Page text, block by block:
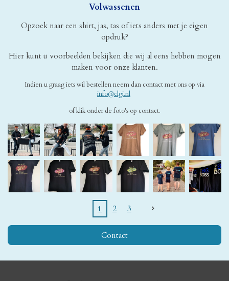
Volwassenen
Opzoek naar een shirt, jas, tas of iets anders met je eigen
opdruk?
Hier kunt u voorbeelden bekijken die wij al eens hebben mogen
maken voor onze klanten.
Indien u graag iets wil bestellen neem dan contact met ons op via
info@clgi.nl
of klik onder de foto's op contact.
1 2 3
Contact